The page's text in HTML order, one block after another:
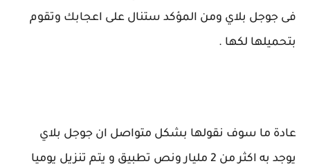
فى جوجل بلاي ومن المؤكد ستنال على اعجابك وتقوم
بتحميلها لكها .
عادة ما سوف نقولها بشكل متواصل ان جوجل بلاي
يوجد به اكثر من 2 مليار ونص تطبيق و يتم تنزيل يوميا